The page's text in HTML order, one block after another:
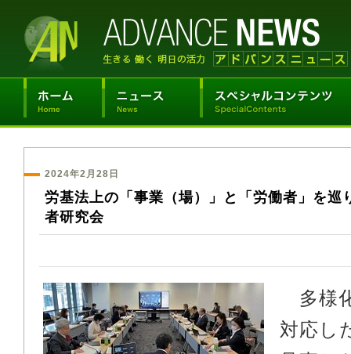
2024年2月28日
労基法上の「事業（場）」と「労働者」を巡
者研究会
多様
対応し